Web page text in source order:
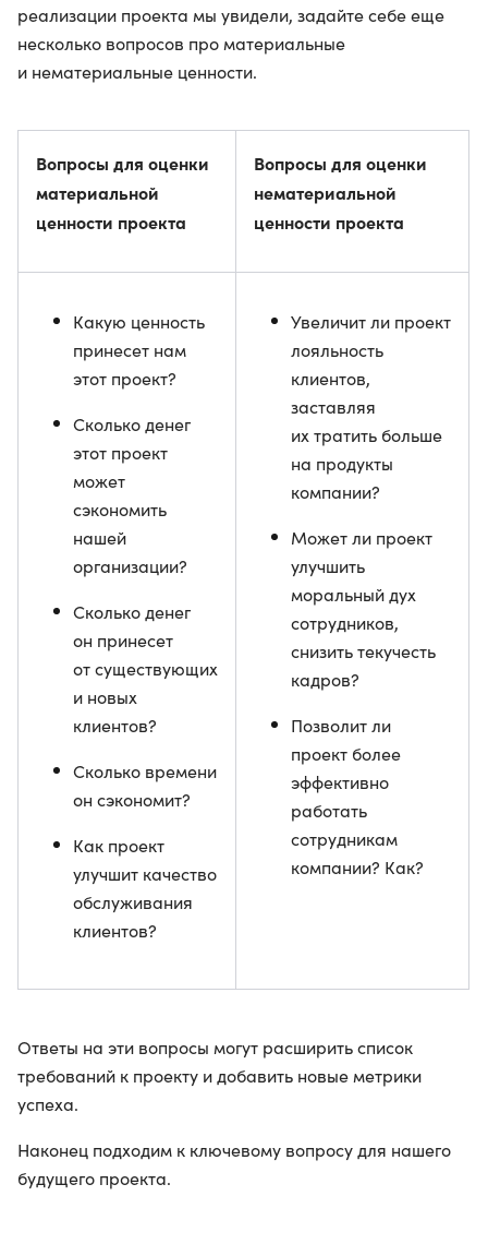
реализации проекта мы увидели, задайте себе еще
несколько вопросов про материальные
и нематериальные ценности.
Вопросы для оценки
материальной
ценности проекта
Вопросы для оценки
нематериальной
ценности проекта
Какую ценность
принесет нам
этот проект?
Сколько денег
этот проект
может
сэкономить
нашей
организации?
Сколько денег
он принесет
от существующих
и новых
клиентов?
Сколько времени
он сэкономит?
Как проект
улучшит качество
обслуживания
клиентов?
Увеличит ли проект
лояльность
клиентов,
заставляя
их тратить больше
на продукты
компании?
Может ли проект
улучшить
моральный дух
сотрудников,
снизить текучесть
кадров?
Позволит ли
проект более
эффективно
работать
сотрудникам
компании? Как?
Ответы на эти вопросы могут расширить список
требований к проекту и добавить новые метрики
успеха.
Наконец подходим к ключевому вопросу для нашего
будущего проекта.